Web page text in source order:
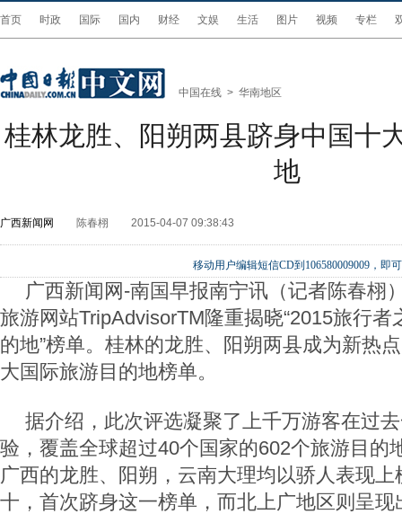
首页 时政 国际 国内 财经 文娱 生活 图片 视频 专栏
中国在线 > 华南地区
桂林龙胜、阳朔两县跻身中国十
地
广西新闻网 陈春栩 2015-04-07 09:38:43
移动用户编辑短信CD到106580009009，即
广西新闻网-南国早报南宁讯（记者陈春栩
旅游网站TripAdvisorTM隆重揭晓“2015旅行
的地”榜单。桂林的龙胜、阳朔两县成为新热
大国际旅游目的地榜单。
据介绍，此次评选凝聚了上千万游客在过
验，覆盖全球超过40个国家的602个旅游目的
广西的龙胜、阳朔，云南大理均以骄人表现
十，首次跻身这一榜单，而北上广地区则呈